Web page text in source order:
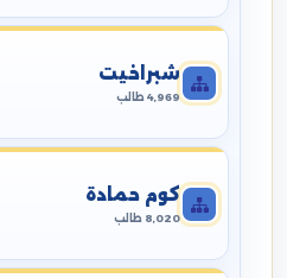
شبراخيت
4,969 طالب
كوم حمادة
8,020 طالب